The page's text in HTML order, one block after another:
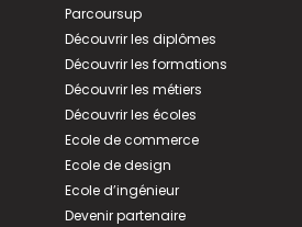
Parcoursup
Découvrir les diplômes
Découvrir les formations
Découvrir les métiers
Découvrir les écoles
Ecole de commerce
Ecole de design
Ecole d’ingénieur
Devenir partenaire